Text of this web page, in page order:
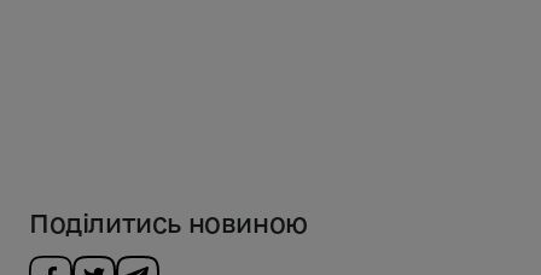
Поділитись новиною